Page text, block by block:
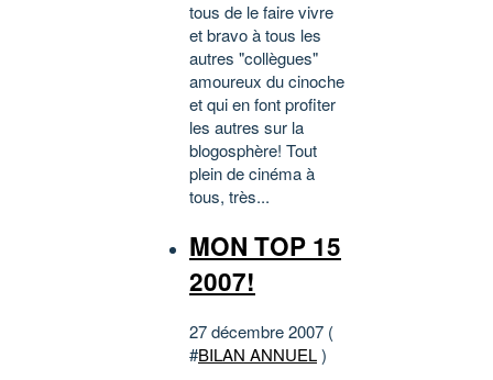
tous de le faire vivre
et bravo à tous les
autres "collègues"
amoureux du cinoche
et qui en font profiter
les autres sur la
blogosphère! Tout
plein de cinéma à
tous, très...
MON TOP 15
2007!
27 décembre 2007 (
#BILAN ANNUEL)